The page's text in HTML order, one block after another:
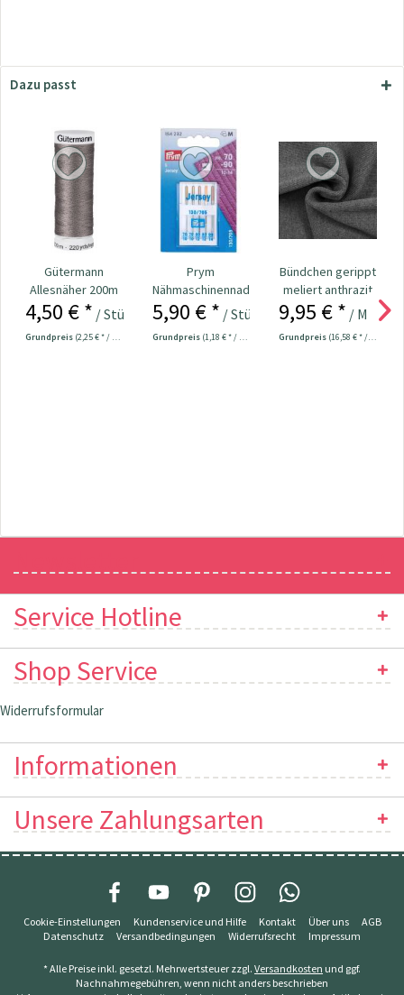
Dazu passt
Gütermann
Allesnäher 200m
Fb. 702 - dkl. grau
4,50 € * / Stück
Grundpreis (2,25 € * / 100 Meter)
Prym
Nähmaschinennadeln
130/705 Jersey
5,90 € * / Stück
Grundpreis (1,18 € * / 1 Stück)
Bündchen gerippt
meliert anthrazit
9,95 € * / Meter
Grundpreis (16,58 € * / 1 m²)
Service Hotline
Shop Service
Widerrufsformular
Informationen
Unsere Zahlungsarten
Cookie-Einstellungen Kundenservice und Hilfe Kontakt Über uns
AGB
Datenschutz
Versandbedingungen Widerrufsrecht Impressum
* Alle Preise inkl. gesetzl. Mehrwertsteuer zzgl. Versandkosten und ggf.
Nachnahmegebühren, wenn nicht anders beschrieben